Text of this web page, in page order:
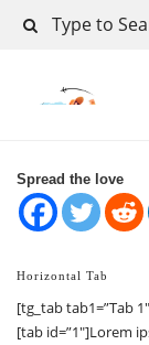
Spread the love
Horizontal Tab
[tg_tab tab1=”Tab
[tab id=”1″]Lorem